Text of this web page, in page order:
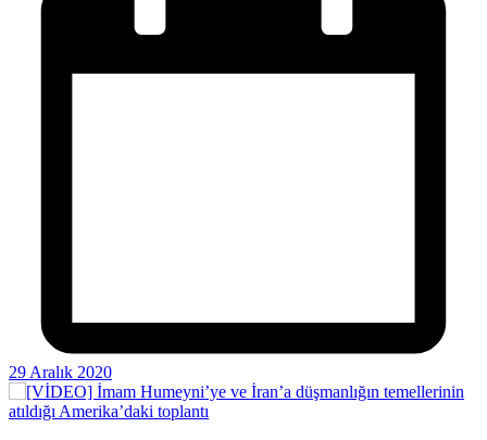
29 Aralık 2020